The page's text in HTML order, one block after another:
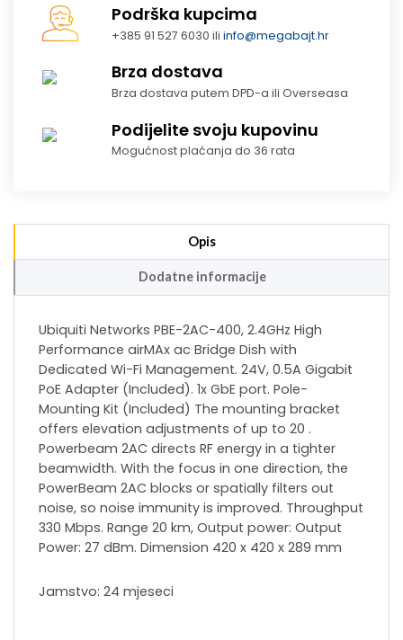
Podrška kupcima
+385 91 527 6030 iliinfo@megabajt.hr
Brza dostava
Brza dostava putem DPD-a ili Overseasa
Podijelite svoju kupovinu
Mogućnost plaćanja do 36 rata
Opis
Dodatne informacije
Ubiquiti Networks PBE-2AC-400, 2.4GHz High
Performance airMAx ac Bridge Dish with
Dedicated Wi-Fi Management. 24V, 0.5A Gigabit
PoE Adapter (Included). 1x GbE port. Pole-
Mounting Kit (Included) The mounting bracket
offers elevation adjustments of up to 20 .
Powerbeam 2AC directs RF energy in a tighter
beamwidth. With the focus in one direction, the
PowerBeam 2AC blocks or spatially filters out
noise, so noise immunity is improved. Throughput
330 Mbps. Range 20 km, Output power: Output
Power: 27 dBm. Dimension 420 x 420 x 289 mm
Jamstvo: 24 mjeseci